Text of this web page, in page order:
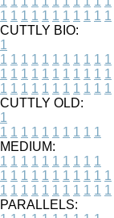
1 1 1 1 1 1 1 1 1 1 1
CUTTLY BIO:
1
1 1 1 1 1 1 1 1 1 1 1
1 1 1 1 1 1 1 1 1 1 1
1 1 1 1 1 1 1 1 1 1 1
CUTTLY OLD:
1
1 1 1 1 1 1 1 1 1 1
MEDIUM:
1 1 1 1 1 1 1 1 1 1
1 1 1 1 1 1 1 1 1 1 1
1 1 1 1 1 1 1 1 1 1 1
PARALLELS: